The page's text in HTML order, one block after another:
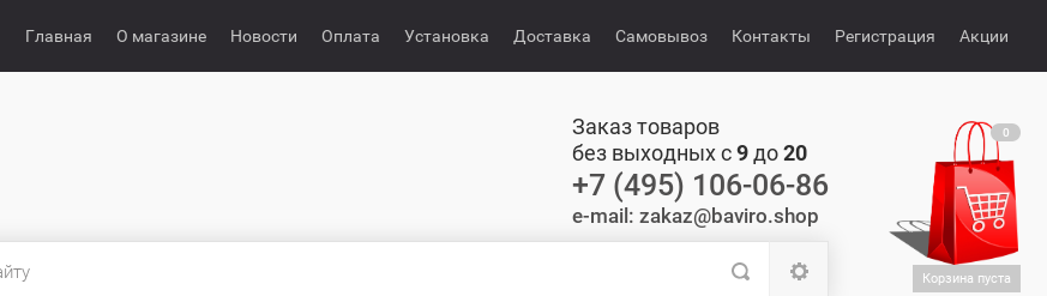
Главная О магазине Новости Оплата Установка Доставка Самовывоз Контакты Регистрация Акции
Заказ товаров
без выходных с9до20
+7 (495) 106-06-86
e-mail: zakaz@baviro.shop
0
Корзина пуста